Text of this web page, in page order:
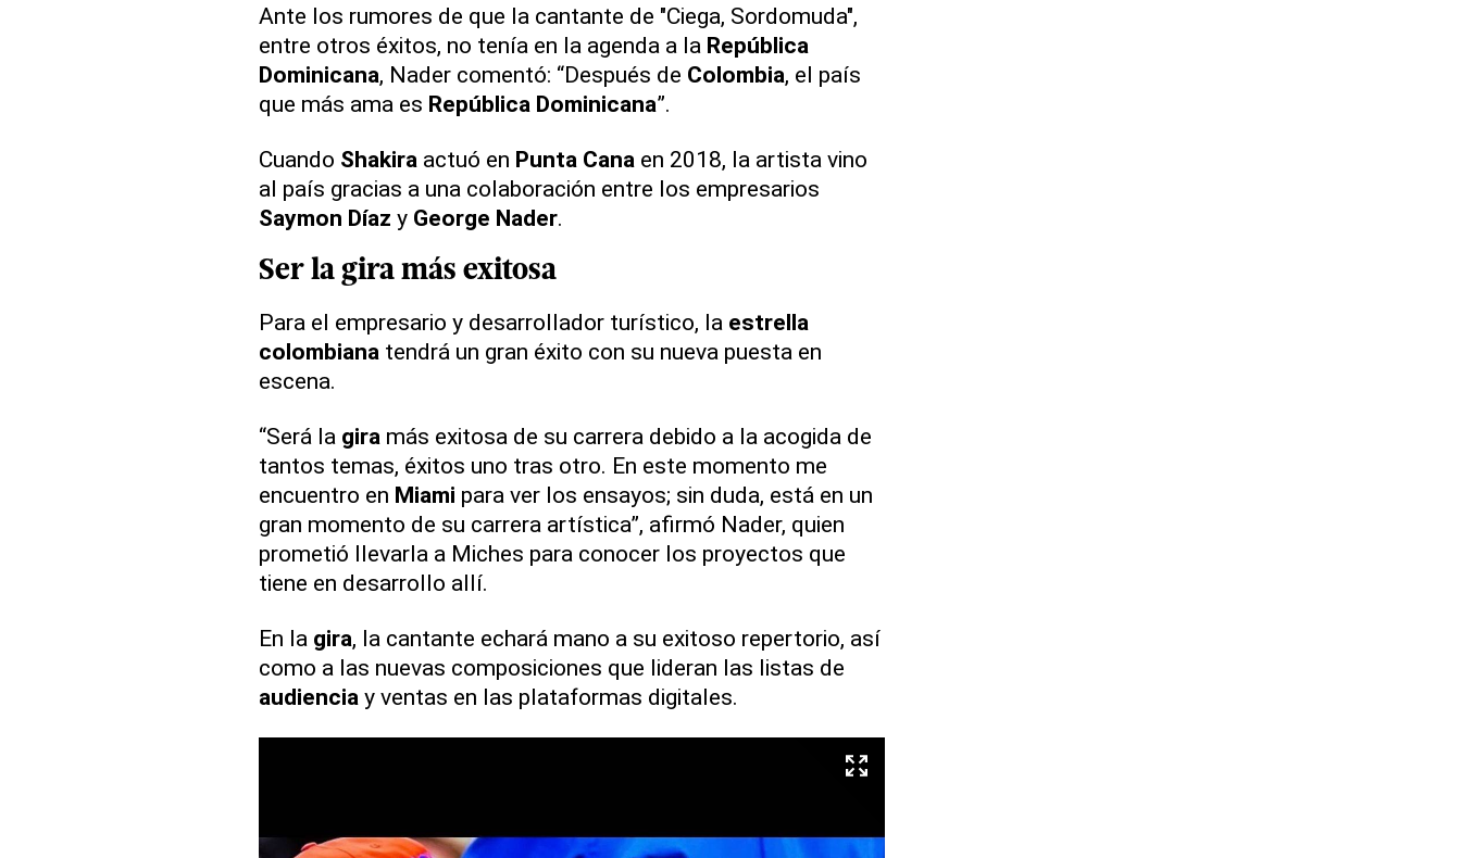
Ante los rumores de que la cantante de "Ciega, Sordomuda",
entre otros éxitos, no tenía en la agenda a la República
Dominicana, Nader comentó: “Después de Colombia, el país
que más ama es República Dominicana”.
Cuando Shakira actuó en Punta Cana en 2018, la artista vino
al país gracias a una colaboración entre los empresarios
Saymon Díaz y George Nader.
Ser la giramás exitosa
Para el empresario y desarrollador turístico, la estrella
colombianatendrá un gran éxito con su nueva puesta en
escena.
“Será la giramás exitosa de su carrera debido a la acogida de
tantos temas, éxitos uno tras otro. En este momento me
encuentro en Miami para ver los ensayos; sin duda, está en un
gran momento de su carrera artística”, afirmó Nader, quien
prometió llevarla a Miches para conocer los proyectos que
tiene en desarrollo allí.
En la gira, la cantante echará mano a su exitoso repertorio, así
como a las nuevas composiciones que lideran las listas de
audienciay ventas en las plataformas digitales.